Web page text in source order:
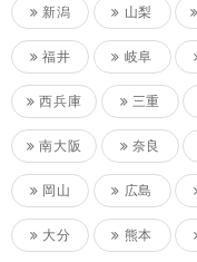
新潟 山梨
福井 岐阜
西兵庫 三重
南大阪 奈良
岡山 広島
大分 熊本